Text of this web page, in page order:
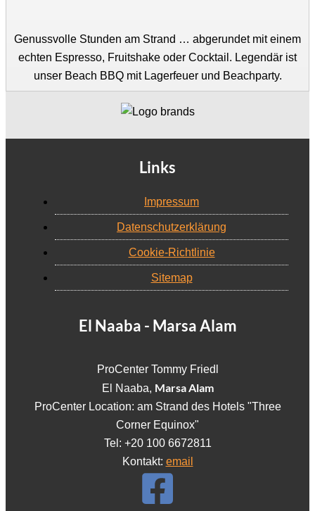
Genussvolle Stunden am Strand … abgerundet mit einem
echten Espresso, Fruitshake oder Cocktail. Legendär ist
unser Beach BBQ mit Lagerfeuer und Beachparty.
Links
Impressum
Datenschutzerklärung
Cookie-Richtlinie
Sitemap
El Naaba - Marsa Alam
ProCenter Tommy Friedl
El Naaba, Marsa Alam
ProCenter Location: am Strand des Hotels "Three
Corner Equinox"
Tel: +20 100 6672811
Kontakt: email